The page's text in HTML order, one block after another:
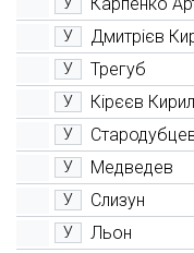
У Дмитрієв
У Трегуб
У Кірєєв
У
У Медведев
У Слизун
У
Льон